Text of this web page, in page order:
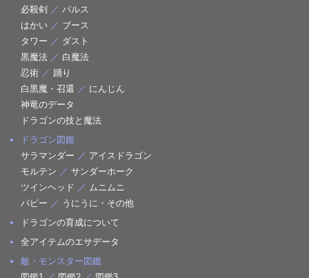
必殺剣 ／ パルス
はかい ／ ブース
タワー ／ ダスト
黒魔法 ／ 白魔法
忍術 ／ 踊り
白黒魔・召還 ／ にんじん
神竜のデータ
ドラゴンの技と魔法
ドラゴン図鑑
サラマンダー ／ アイスドラゴン
モルテン ／ サンダーホーク
ツインヘッド ／ ムニムニ
パピー ／ うにうに・その他
ドラゴンの育成について
全アイテムのエサデータ
敵・モンスター図鑑